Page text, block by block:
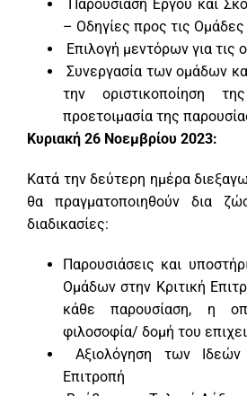
Παρουσίαση Έργου και
– Οδηγίες προς τις Ομάδες
Επιλογή μεντόρων για τις
Συνεργασία των ομάδων
την οριστικοποίηση
προετοιμασία της
Κυριακή 26 Νοεμβρίου 2023:
Κατά την δεύτερη ημέρα
θα πραγματοποιηθούν δια
διαδικασίες:
Παρουσιάσεις και
Ομάδων στην Κριτική
κάθε παρουσίαση, η
φιλοσοφία/ δομή του
Aξιολόγηση των
Επιτροπή